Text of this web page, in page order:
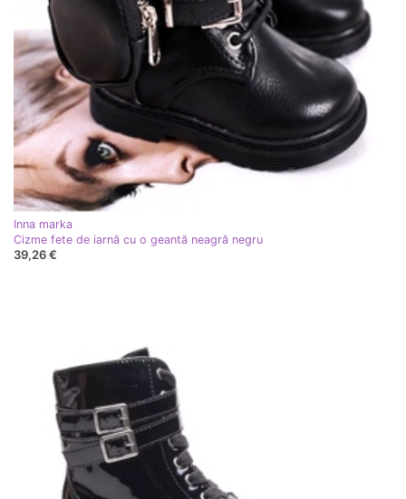
Inna marka
Cizme fete de iarnă cu o geantă neagră negru
39,26 €